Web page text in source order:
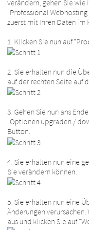
verändern, gehen Sie
"Professional
zuerst mit Ihren Daten im
1. Klicken Sie nun auf
2. Sie erhalten nun die
auf der rechten Seite auf
3. Gehen Sie nun ans
"Optionen upgraden /
Button.
4. Sie erhalten nun eine
Sie verändern können.
5. Sie erhalten nun eine
Änderungen
aus und klicken Sie auf